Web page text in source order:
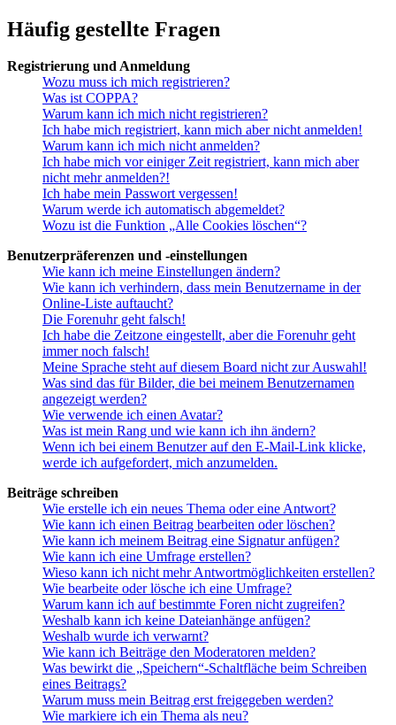
Häufig gestellte Fragen
Registrierung und Anmeldung
Wozu muss ich mich registrieren?
Was ist COPPA?
Warum kann ich mich nicht registrieren?
Ich habe mich registriert, kann mich aber nicht anmelden!
Warum kann ich mich nicht anmelden?
Ich habe mich vor einiger Zeit registriert, kann mich aber
nicht mehr anmelden?!
Ich habe mein Passwort vergessen!
Warum werde ich automatisch abgemeldet?
Wozu ist die Funktion „Alle Cookies löschen“?
Benutzerpräferenzen und -einstellungen
Wie kann ich meine Einstellungen ändern?
Wie kann ich verhindern, dass mein Benutzername in der
Online-Liste auftaucht?
Die Forenuhr geht falsch!
Ich habe die Zeitzone eingestellt, aber die Forenuhr geht
immer noch falsch!
Meine Sprache steht auf diesem Board nicht zur Auswahl!
Was sind das für Bilder, die bei meinem Benutzernamen
angezeigt werden?
Wie verwende ich einen Avatar?
Was ist mein Rang und wie kann ich ihn ändern?
Wenn ich bei einem Benutzer auf den E-Mail-Link klicke,
werde ich aufgefordert, mich anzumelden.
Beiträge schreiben
Wie erstelle ich ein neues Thema oder eine Antwort?
Wie kann ich einen Beitrag bearbeiten oder löschen?
Wie kann ich meinem Beitrag eine Signatur anfügen?
Wie kann ich eine Umfrage erstellen?
Wieso kann ich nicht mehr Antwortmöglichkeiten erstellen?
Wie bearbeite oder lösche ich eine Umfrage?
Warum kann ich auf bestimmte Foren nicht zugreifen?
Weshalb kann ich keine Dateianhänge anfügen?
Weshalb wurde ich verwarnt?
Wie kann ich Beiträge den Moderatoren melden?
Was bewirkt die „Speichern“-Schaltfläche beim Schreiben
eines Beitrags?
Warum muss mein Beitrag erst freigegeben werden?
Wie markiere ich ein Thema als neu?